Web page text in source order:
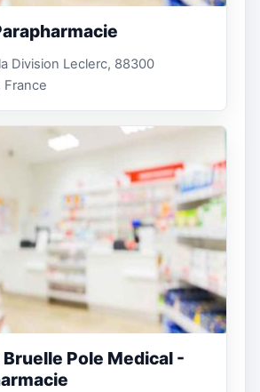
Division Leclerc, 88300
France
Pole Medical -